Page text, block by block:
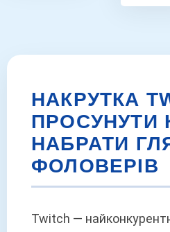
НАКРУТКА
ПРОСУНУТИ
НАБРАТИ
ФОЛОВЕРІВ
Twitch —